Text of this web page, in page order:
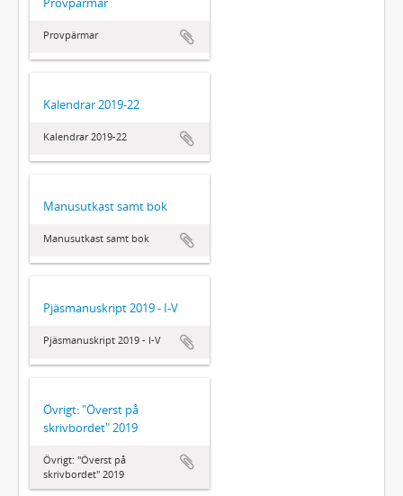
Provpärmar
Kalendrar 2019-22
Kalendrar 2019-22
Manusutkast samt bok
Manusutkast samt bok
Pjäsmanuskript 2019 - I-V
Pjäsmanuskript 2019 - I-V
Övrigt: "Överst på
skrivbordet" 2019
Övrigt: "Överst på
skrivbordet" 2019